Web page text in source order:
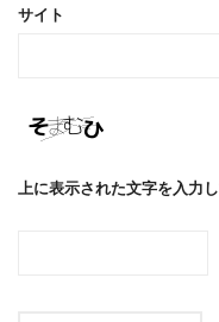
サイト
上に表示された文字を入力